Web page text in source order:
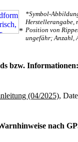
*
*Symbol-
Herstellerangabe,
Position von
ungefähr; Anzahl,
bzw. Informationen:
(04/2025),
nach